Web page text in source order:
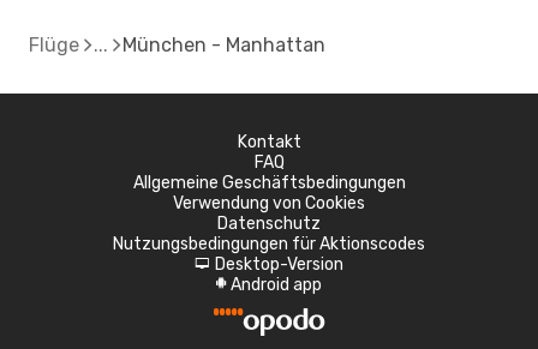
Flüge München - Manhattan
Kontakt
FAQ
Allgemeine Geschäftsbedingungen
Verwendung von Cookies
Datenschutz
Nutzungsbedingungen für Aktionscodes
d Desktop-Version
A Android app